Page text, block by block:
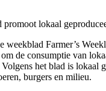
lokaal
weekblad Farmer’s
de consumptie van
het blad is lokaal
burgers en milieu.